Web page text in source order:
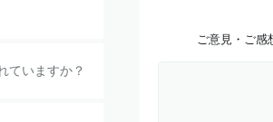
ていますか？
ご意見・ご感